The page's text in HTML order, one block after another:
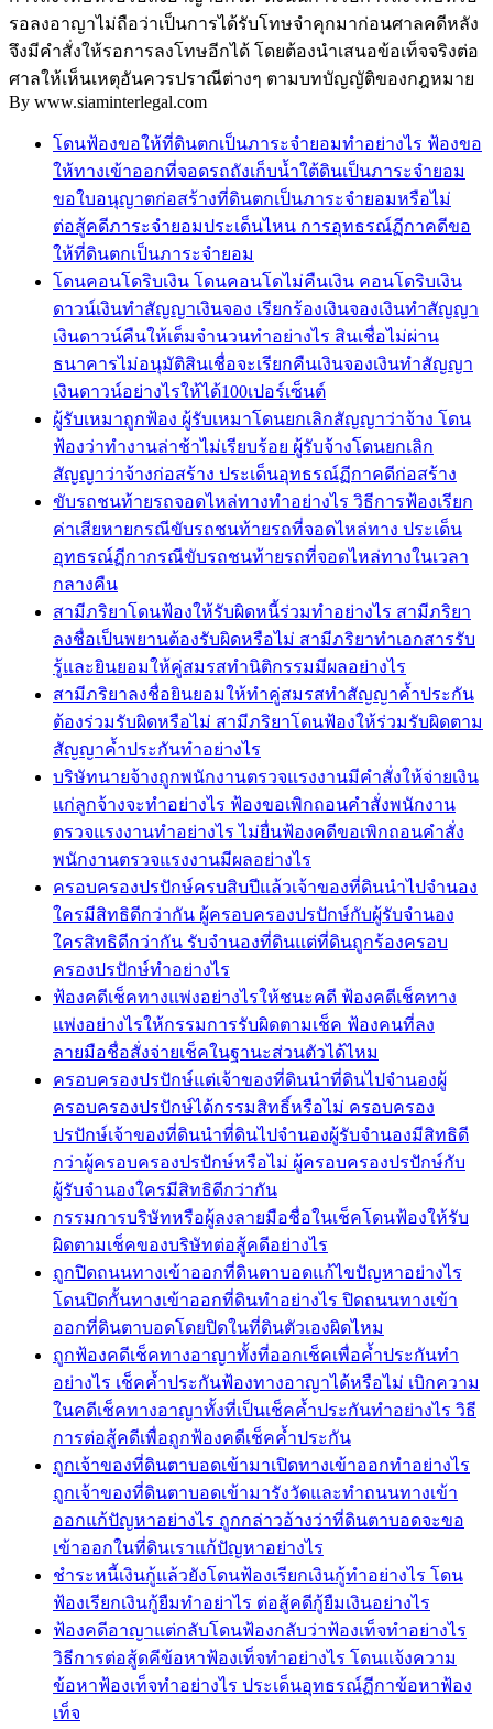
รอลงอาญาไม่ถือว่าเป็นการได้รับโทษจำคุกมาก่อนศาลคดีหลัง
จึงมีคำสั่งให้รอการลงโทษอีกได้ โดยต้องนำเสนอข้อเท็จจริงต่อ
ศาลให้เห็นเหตุอันควรปราณีต่างๆ ตามบทบัญญัติของกฎหมาย
By www.siaminterlegal.com
โดนฟ้องขอให้ที่ดินตกเป็นภาระจำยอมทำอย่างไร ฟ้องขอ
ให้ทางเข้าออกที่จอดรถถังเก็บน้ำใต้ดินเป็นภาระจำยอม
ขอใบอนุญาตก่อสร้างที่ดินตกเป็นภาระจำยอมหรือไม่
ต่อสู้คดีภาระจำยอมประเด็นไหน การอุทธรณ์ฏีกาคดีขอ
ให้ที่ดินตกเป็นภาระจำยอม
โดนคอนโดริบเงิน โดนคอนโดไม่คืนเงิน คอนโดริบเงิน
ดาวน์เงินทำสัญญาเงินจอง เรียกร้องเงินจองเงินทำสัญญา
เงินดาวน์คืนให้เต็มจำนวนทำอย่างไร สินเชื่อไม่ผ่าน
ธนาคารไม่อนุมัติสินเชื่อจะเรียกคืนเงินจองเงินทำสัญญา
เงินดาวน์อย่างไรให้ได้100เปอร์เซ็นต์
ผู้รับเหมาถูกฟ้อง ผู้รับเหมาโดนยกเลิกสัญญาว่าจ้าง โดน
ฟ้องว่าทำงานล่าช้าไม่เรียบร้อย ผู้รับจ้างโดนยกเลิก
สัญญาว่าจ้างก่อสร้าง ประเด็นอุทธรณ์ฏีกาคดีก่อสร้าง
ขับรถชนท้ายรถจอดไหล่ทางทำอย่างไร วิธีการฟ้องเรียก
ค่าเสียหายกรณีขับรถชนท้ายรถที่จอดไหล่ทาง ประเด็น
อุทธรณ์ฏีกากรณีขับรถชนท้ายรถที่จอดไหล่ทางในเวลา
กลางคืน
สามีภริยาโดนฟ้องให้รับผิดหนี้ร่วมทำอย่างไร สามีภริยา
ลงชื่อเป็นพยานต้องรับผิดหรือไม่ สามีภริยาทำเอกสารรับ
รู้และยินยอมให้คู่สมรสทำนิติกรรมมีผลอย่างไร
สามีภริยาลงชื่อยินยอมให้ทำคู่สมรสทำสัญญาค้ำประกัน
ต้องร่วมรับผิดหรือไม่ สามีภริยาโดนฟ้องให้ร่วมรับผิดตาม
สัญญาค้ำประกันทำอย่างไร
บริษัทนายจ้างถูกพนักงานตรวจแรงงานมีคำสั่งให้จ่ายเงิน
แก่ลูกจ้างจะทำอย่างไร ฟ้องขอเพิกถอนคำสั่งพนักงาน
ตรวจแรงงานทำอย่างไร ไม่ยื่นฟ้องคดีขอเพิกถอนคำสั่ง
พนักงานตรวจแรงงานมีผลอย่างไร
ครอบครองปรปักษ์ครบสิบปีแล้วเจ้าของที่ดินนำไปจำนอง
ใครมีสิทธิดีกว่ากัน ผู้ครอบครองปรปักษ์กับผู้รับจำนอง
ใครสิทธิดีกว่ากัน รับจำนองที่ดินแต่ที่ดินถูกร้องครอบ
ครองปรปักษ์ทำอย่างไร
ฟ้องคดีเช็คทางแพ่งอย่างไรให้ชนะคดี ฟ้องคดีเช็คทาง
แพ่งอย่างไรให้กรรมการรับผิดตามเช็ค ฟ้องคนที่ลง
ลายมือชื่อสั่งจ่ายเช็คในฐานะส่วนตัวได้ไหม
ครอบครองปรปักษ์แต่เจ้าของที่ดินนำที่ดินไปจำนองผู้
ครอบครองปรปักษ์ได้กรรมสิทธิ์หรือไม่ ครอบครอง
ปรปักษ์เจ้าของที่ดินนำที่ดินไปจำนองผู้รับจำนองมีสิทธิดี
กว่าผู้ครอบครองปรปักษ์หรือไม่ ผู้ครอบครองปรปักษ์กับ
ผู้รับจำนองใครมีสิทธิดีกว่ากัน
กรรมการบริษัทหรือผู้ลงลายมือชื่อในเช็คโดนฟ้องให้รับ
ผิดตามเช็คของบริษัทต่อสู้คดีอย่างไร
ถูกปิดถนนทางเข้าออกที่ดินตาบอดแก้ไขปัญหาอย่างไร
โดนปิดกั้นทางเข้าออกที่ดินทำอย่างไร ปิดถนนทางเข้า
ออกที่ดินตาบอดโดยปิดในที่ดินตัวเองผิดไหม
ถูกฟ้องคดีเช็คทางอาญาทั้งที่ออกเช็คเพื่อค้ำประกันทำ
อย่างไร เช็คค้ำประกันฟ้องทางอาญาได้หรือไม่ เบิกความ
ในคดีเช็คทางอาญาทั้งที่เป็นเช็คค้ำประกันทำอย่างไร วิธี
การต่อสู้คดีเพื่อถูกฟ้องคดีเช็คค้ำประกัน
ถูกเจ้าของที่ดินตาบอดเข้ามาเปิดทางเข้าออกทำอย่างไร
ถูกเจ้าของที่ดินตาบอดเข้ามารังวัดและทำถนนทางเข้า
ออกแก้ปัญหาอย่างไร ถูกกล่าวอ้างว่าที่ดินตาบอดจะขอ
เข้าออกในที่ดินเราแก้ปัญหาอย่างไร
ชำระหนี้เงินกู้แล้วยังโดนฟ้องเรียกเงินกู้ทำอย่างไร โดน
ฟ้องเรียกเงินกู้ยืมทำอย่าไร ต่อสู้คดีกู้ยืมเงินอย่างไร
ฟ้องคดีอาญาแต่กลับโดนฟ้องกลับว่าฟ้องเท็จทำอย่างไร
วิธีการต่อสู้ดคีข้อหาฟ้องเท็จทำอย่างไร โดนแจ้งความ
ข้อหาฟ้องเท็จทำอย่างไร ประเด็นอุทธรณ์ฏีกาข้อหาฟ้อง
เท็จ